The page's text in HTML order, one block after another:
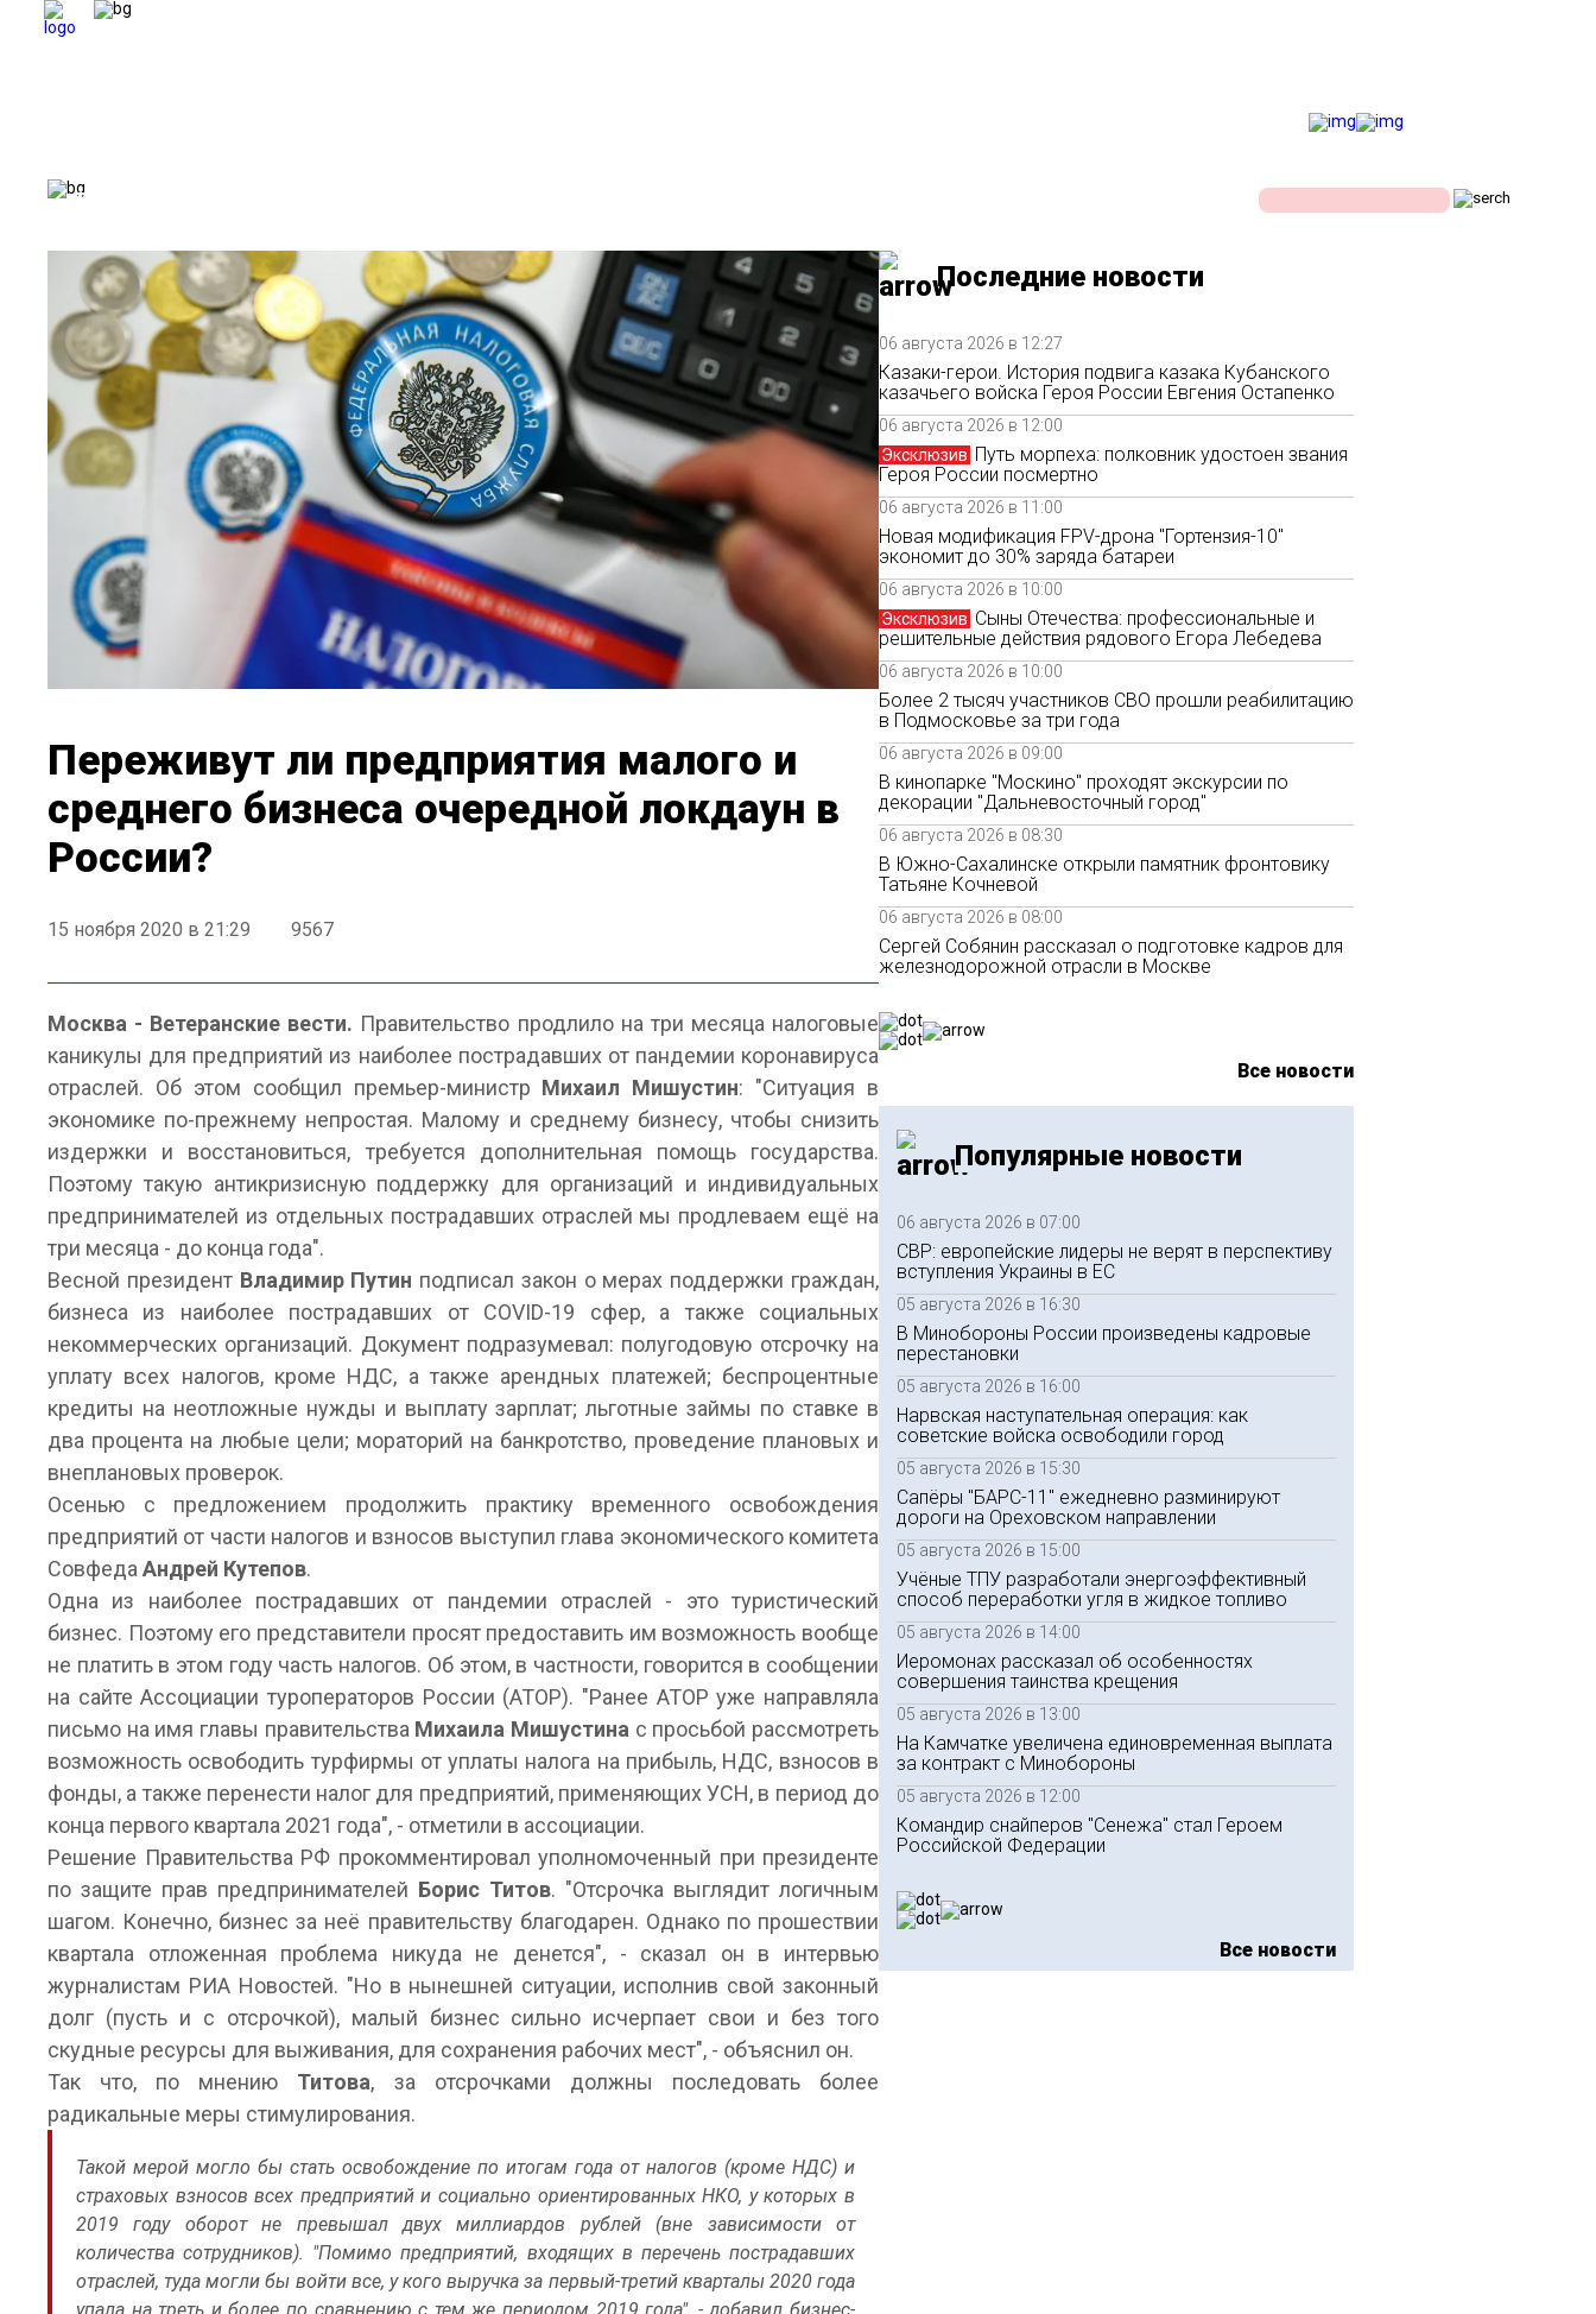
ВЕТЕРАНЫ
Переживут ли предприятия малого и
среднего бизнеса очередной локдаун в
России?
15 ноября 2020 в 21:29 9567
Москва - Ветеранские вести. Правительство продлило на три месяца налоговые
каникулы для предприятий из наиболее пострадавших от пандемии коронавируса
отраслей. Об этом сообщил премьер-министр Михаил Мишустин: "Ситуация в
экономике по-прежнему непростая. Малому и среднему бизнесу, чтобы снизить
издержки и восстановиться, требуется дополнительная помощь государства.
Поэтому такую антикризисную поддержку для организаций и индивидуальных
предпринимателей из отдельных пострадавших отраслей мы продлеваем ещё на
три месяца - до конца года".
Весной президент Владимир Путин подписал закон о мерах поддержки граждан,
бизнеса из наиболее пострадавших от COVID-19 сфер, а также социальных
некоммерческих организаций. Документ подразумевал: полугодовую отсрочку на
уплату всех налогов, кроме НДС, а также арендных платежей; беспроцентные
кредиты на неотложные нужды и выплату зарплат; льготные займы по ставке в
два процента на любые цели; мораторий на банкротство, проведение плановых и
внеплановых проверок.
Осенью с предложением продолжить практику временного освобождения
предприятий от части налогов и взносов выступил глава экономического комитета
СовфедаАндрей Кутепов.
Одна из наиболее пострадавших от пандемии отраслей - это туристический
бизнес. Поэтому его представители просят предоставить им возможность вообще
не платить в этом году часть налогов. Об этом, в частности, говорится в сообщении
на сайте Ассоциации туроператоров России (АТОР). "Ранее АТОР уже направляла
письмо на имя главы правительства Михаила Мишустина с просьбой рассмотреть
возможность освободить турфирмы от уплаты налога на прибыль, НДС, взносов в
фонды, а также перенести налог для предприятий, применяющих УСН, в период до
конца первого квартала 2021 года", - отметили в ассоциации.
Решение Правительства РФ прокомментировал уполномоченный при президенте
по защите прав предпринимателей Борис Титов. "Отсрочка выглядит логичным
шагом. Конечно, бизнес за неё правительству благодарен. Однако по прошествии
квартала отложенная проблема никуда не денется", - сказал он в интервью
журналистам РИА Новостей. "Но в нынешней ситуации, исполнив свой законный
долг (пусть и с отсрочкой), малый бизнес сильно исчерпает свои и без того
скудные ресурсы для выживания, для сохранения рабочих мест", - объяснил он.
Так что, по мнению Титова, за отсрочками должны последовать более
радикальные меры стимулирования.
Такой мерой могло бы стать освобождение по итогам года от налогов (кроме НДС) и
страховых взносов всех предприятий и социально ориентированных НКО, у которых в
2019 году оборот не превышал двух миллиардов рублей (вне зависимости от
количества сотрудников). "Помимо предприятий, входящих в перечень пострадавших
отраслей, туда могли бы войти все, у кого выручка за первый-третий кварталы 2020 года
Последние новости
06 августа 2026 в 12:27
Казаки-герои. История подвига казака Кубанского
казачьего войска Героя России Евгения Остапенко
06 августа 2026 в 12:00
Эксклюзив Путь морпеха: полковник удостоен звания
Героя России посмертно
06 августа 2026 в 11:00
Новая модификация FPV-дрона "Гортензия-10"
экономит до 30% заряда батареи
06 августа 2026 в 10:00
Эксклюзив Сыны Отечества: профессиональные и
решительные действия рядового Егора Лебедева
06 августа 2026 в 10:00
Более 2 тысяч участников СВО прошли реабилитацию
в Подмосковье за три года
06 августа 2026 в 09:00
В кинопарке "Москино" проходят экскурсии по
декорации "Дальневосточный город"
06 августа 2026 в 08:30
В Южно-Сахалинске открыли памятник фронтовику
Татьяне Кочневой
06 августа 2026 в 08:00
Сергей Собянин рассказал о подготовке кадров для
железнодорожной отрасли в Москве
Все новости
Популярные новости
06 августа 2026 в 07:00
СВР: европейские лидеры не верят в перспективу
вступления Украины в ЕС
05 августа 2026 в 16:30
В Минобороны России произведены кадровые
перестановки
05 августа 2026 в 16:00
Нарвская наступательная операция: как
советские войска освободили город
05 августа 2026 в 15:30
Сапёры "БАРС-11" ежедневно разминируют
дороги на Ореховском направлении
05 августа 2026 в 15:00
Учёные ТПУ разработали энергоэффективный
способ переработки угля в жидкое топливо
05 августа 2026 в 14:00
Иеромонах рассказал об особенностях
совершения таинства крещения
05 августа 2026 в 13:00
На Камчатке увеличена единовременная выплата
за контракт с Минобороны
05 августа 2026 в 12:00
Командир снайперов "Сенежа" стал Героем
Российской Федерации
Все новости